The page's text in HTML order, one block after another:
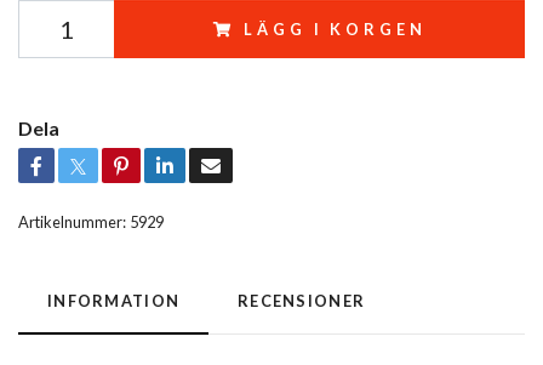
LÄGG I KORGEN
Dela
Artikelnummer: 5929
INFORMATION RECENSIONER